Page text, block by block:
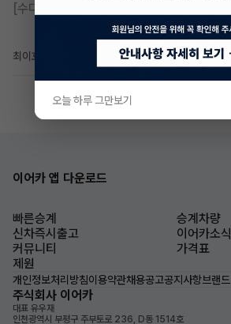
[수다방]
최이호 댓글 0
이어카 앱 다운로드
빠른승계
승계차량
신차즉시출고
이어카소식
커뮤니티
가격표
제원
개인정보처리방침이용약관채용공고공지사항브랜드
주식회사 이어카
대표 유우재
인천광역시 부평구 주부토로 236, D동 1514호
오늘 하루 그만보기